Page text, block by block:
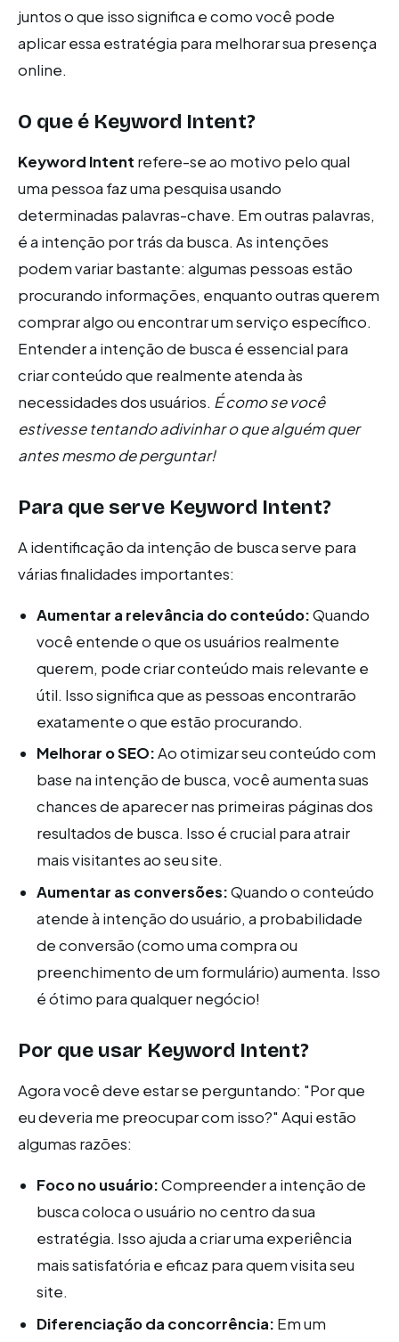
juntos o que isso significa e como você pode
aplicar essa estratégia para melhorar sua presença
online.
O que é Keyword Intent?
Keyword Intent refere-se ao motivo pelo qual
uma pessoa faz uma pesquisa usando
determinadas palavras-chave. Em outras palavras,
é a intenção por trás da busca. As intenções
podem variar bastante: algumas pessoas estão
procurando informações, enquanto outras querem
comprar algo ou encontrar um serviço específico.
Entender a intenção de busca é essencial para
criar conteúdo que realmente atenda às
necessidades dos usuários. É como se você
estivesse tentando adivinhar o que alguém quer
antes mesmo de perguntar!
Para que serve Keyword Intent?
A identificação da intenção de busca serve para
várias finalidades importantes:
Aumentar a relevância do conteúdo:Quando
você entende o que os usuários realmente
querem, pode criar conteúdo mais relevante e
útil. Isso significa que as pessoas encontrarão
exatamente o que estão procurando.
Melhorar o SEO:Ao otimizar seu conteúdo com
base na intenção de busca, você aumenta suas
chances de aparecer nas primeiras páginas dos
resultados de busca. Isso é crucial para atrair
mais visitantes ao seu site.
Aumentar as conversões:Quando o conteúdo
atende à intenção do usuário, a probabilidade
de conversão (como uma compra ou
preenchimento de um formulário) aumenta. Isso
é ótimo para qualquer negócio!
Por que usar Keyword Intent?
Agora você deve estar se perguntando: "Por que
eu deveria me preocupar com isso?" Aqui estão
algumas razões:
Foco no usuário:Compreender a intenção de
busca coloca o usuário no centro da sua
estratégia. Isso ajuda a criar uma experiência
mais satisfatória e eficaz para quem visita seu
site.
Diferenciação da concorrência: Em um